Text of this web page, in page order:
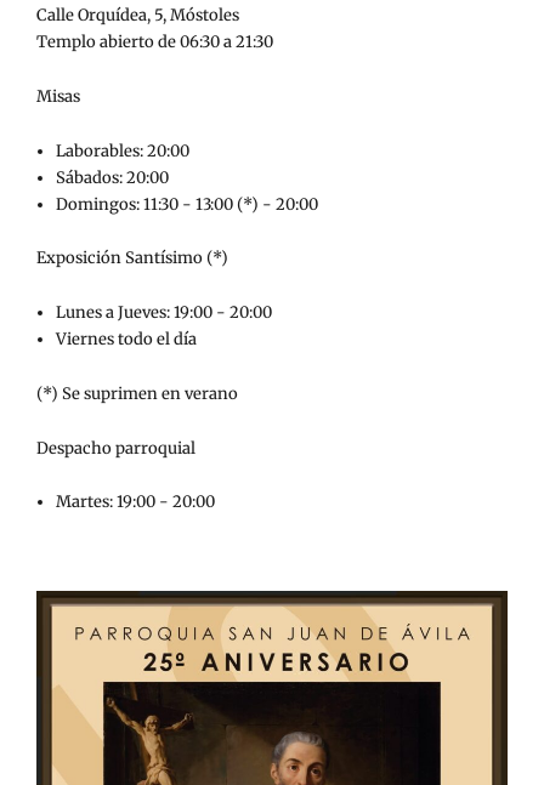
Calle Orquídea, 5, Móstoles
Templo abierto de 06:30 a 21:30
Misas
Laborables: 20:00
Sábados: 20:00
Domingos: 11:30 - 13:00 (*) - 20:00
Exposición Santísimo (*)
Lunes a Jueves: 19:00 - 20:00
Viernes todo el día
(*) Se suprimen en verano
Despacho parroquial
Martes: 19:00 - 20:00